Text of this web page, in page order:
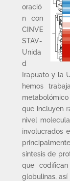
oració
n con
CINVE
STAV-
Unida
d
Irapuato y la
hemos
que incluyen
nivel
involucrados
síntesis de
que
globulinas,